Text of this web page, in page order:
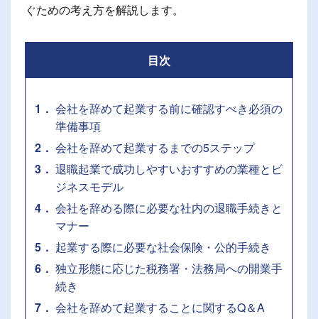
ぐための考え方を解説します。
目次
1
会社を辞めて起業する前に確認すべき必須の
準備事項
2
会社を辞めて起業するまでの5ステップ
3
退職起業で成功しやすいおすすめの業種とビ
ジネスモデル
4
会社を辞める際に必要な社内の退職手続きと
マナー
5
起業する際に必要な社会保険・公的手続き
6
独立形態に応じた税務署・法務局への開業手
続き
7
会社を辞めて起業することに関するQ＆A